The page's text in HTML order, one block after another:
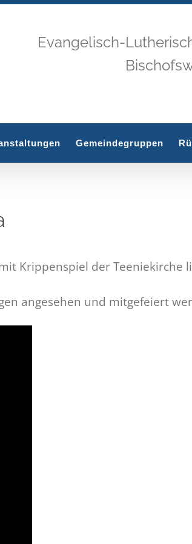
Evangelisch-
Gemeindegruppen
Krippenspiel der Teeniekirche
angesehen und mitgefeiert